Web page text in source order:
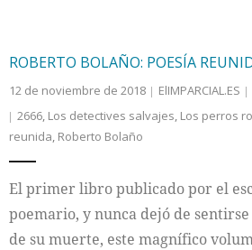
Nacional
Colaboradores
Internacional
Cultura
ROBERTO BOLAÑO: POESÍA
12 de noviembre de 2018 ElIMPARCIAL.ES
2666, Los detectives salvajes, Los perros
reunida, Roberto Bolaño
El primer libro publicado por el
poemario, y nunca dejó de sentirse
de su muerte, este magnífico